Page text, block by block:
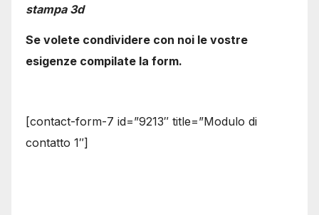
stampa 3d
Se volete condividere con noi le vostre
esigenze compilate la form.
[contact-form-7 id=”9213″ title=”Modulo di
contatto 1″]